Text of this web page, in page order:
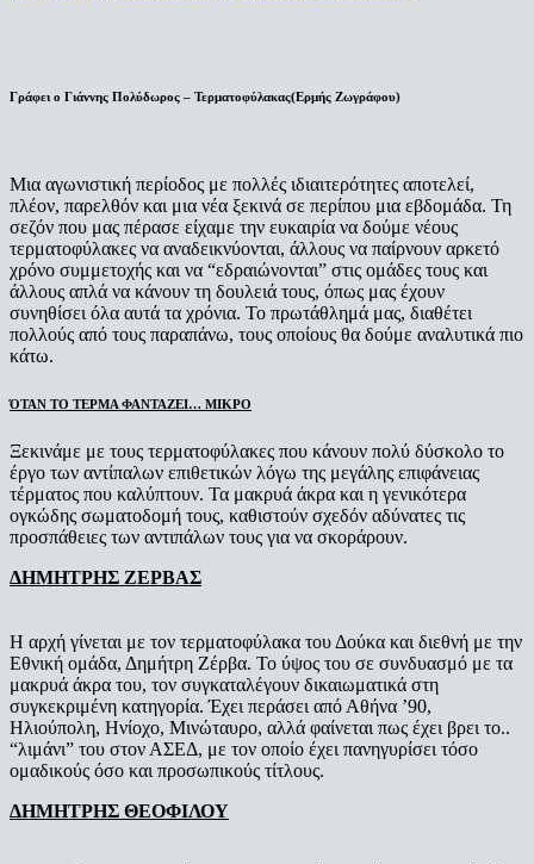
Γράφει ο Γιάννης Πολύδωρος – Τερματοφύλακας(Ερμής Ζωγράφου)
Μια αγωνιστική περίοδος με πολλές ιδιαιτερότητες αποτελεί,
πλέον, παρελθόν και μια νέα ξεκινά σε περίπου μια εβδομάδα. Τη
σεζόν που μας πέρασε είχαμε την ευκαιρία να δούμε νέους
τερματοφύλακες να αναδεικνύονται, άλλους να παίρνουν αρκετό
χρόνο συμμετοχής και να “εδραιώνονται” στις ομάδες τους και
άλλους απλά να κάνουν τη δουλειά τους, όπως μας έχουν
συνηθίσει όλα αυτά τα χρόνια. Το πρωτάθλημά μας, διαθέτει
πολλούς από τους παραπάνω, τους οποίους θα δούμε αναλυτικά πιο
κάτω.
ΌΤΑΝ ΤΟ ΤΕΡΜΑ ΦΑΝΤΑΖΕΙ… ΜΙΚΡΟ
Ξεκινάμε με τους τερματοφύλακες που κάνουν πολύ δύσκολο το
έργο των αντίπαλων επιθετικών λόγω της μεγάλης επιφάνειας
τέρματος που καλύπτουν. Τα μακρυά άκρα και η γενικότερα
ογκώδης σωματοδομή τους, καθιστούν σχεδόν αδύνατες τις
προσπάθειες των αντιπάλων τους για να σκοράρουν.
ΔΗΜΗΤΡΗΣ ΖΕΡΒΑΣ
Η αρχή γίνεται με τον τερματοφύλακα του Δούκα και διεθνή με την
Εθνική ομάδα, Δημήτρη Ζέρβα. Το ύψος του σε συνδυασμό με τα
μακρυά άκρα του, τον συγκαταλέγουν δικαιωματικά στη
συγκεκριμένη κατηγορία. Έχει περάσει από Αθήνα ’90,
Ηλιούπολη, Ηνίοχο, Μινώταυρο, αλλά φαίνεται πως έχει βρει το..
“λιμάνι” του στον ΑΣΕΔ, με τον οποίο έχει πανηγυρίσει τόσο
ομαδικούς όσο και προσωπικούς τίτλους.
ΔΗΜΗΤΡΗΣ ΘΕΟΦΙΛΟΥ